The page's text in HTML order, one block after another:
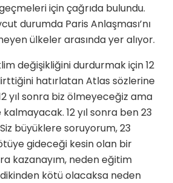
için çağrıda bulundu.
durumda Paris Anlaşması’nı
ülkeler arasında yer alıyor.
değişikliğini durdurmak için 12
hatırlatan Atlas sözlerine
yıl sonra biz ölmeyeceğiz ama
12 yıl sonra ben 23
büyüklere soruyorum, 23
gideceği kesin olan bir
kazanayım, neden eğitim
kötü olacaksa neden